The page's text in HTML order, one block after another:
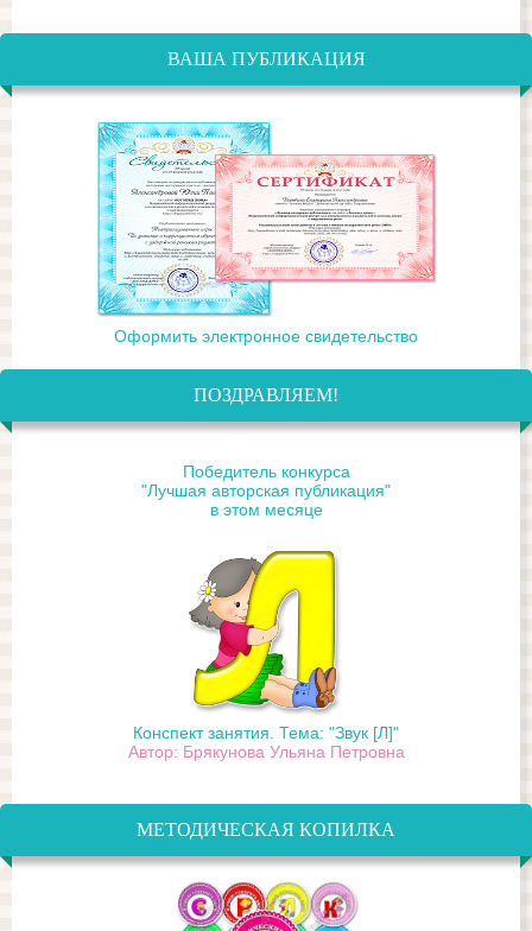
ВАША ПУБЛИКАЦИЯ
Оформить электронное свидетельство
ПОЗДРАВЛЯЕМ!
Победитель конкурса
"Лучшая авторская публикация"
в этом месяце
Конспект занятия. Тема: "Звук [Л]"
Автор: Брякунова Ульяна Петровна
МЕТОДИЧЕСКАЯ КОПИЛКА